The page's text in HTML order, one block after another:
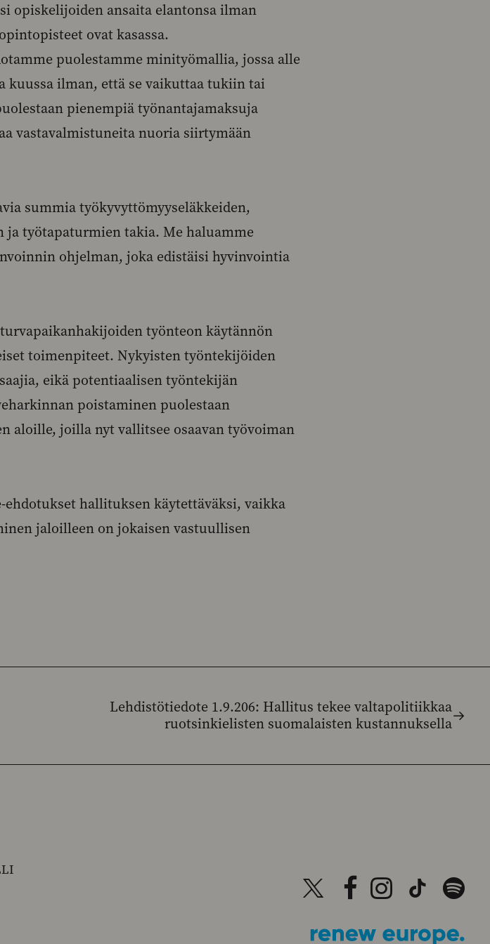
opiskelijoiden ansaita elantonsa ilman
ovat kasassa.
puolestamme minityömallia, jossa alle
kuussa ilman, että se vaikuttaa tukiin tai
pienempiä työnantajamaksuja
vastavalmistuneita nuoria siirtymään
summia työkyvyttömyyseläkkeiden,
ja työtapaturmien takia. Me haluamme
ohjelman, joka edistäisi hyvinvointia
työnteon käytännön
toimenpiteet. Nykyisten työntekijöiden
eikä potentiaalisen työntekijän
poistaminen puolestaan
aloille, joilla nyt vallitsee osaavan työvoiman
hallituksen käytettäväksi, vaikka
jaloilleen on jokaisen vastuullisen
Lehdistötiedote 1.9.206: Hallitus tekee valtapolitiikkaa
ruotsinkielisten suomalaisten kustannuksella